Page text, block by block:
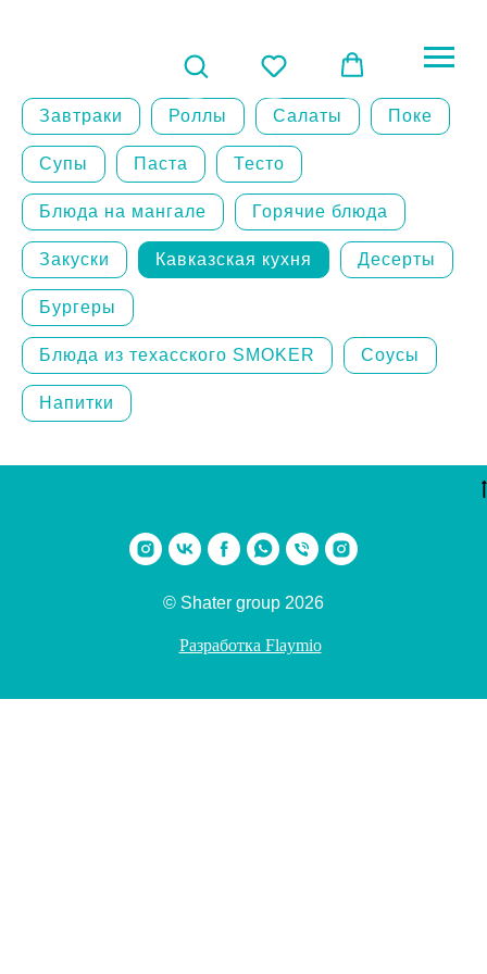
Завтраки Роллы Салаты Поке
Супы Паста Тесто
Блюда на мангале Горячие блюда
Закуски Кавказская кухня Десерты
Бургеры
Блюда из техасского SMOKER Соусы
Напитки
© Shater group 2026
Разработка Flaymio